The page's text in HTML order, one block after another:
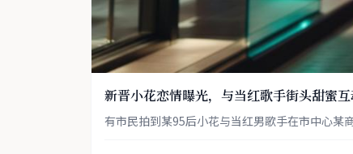
新晋小花恋情曝光，与当红歌手街头甜蜜
有市民拍到某95后小花与当红男歌手在市中心某